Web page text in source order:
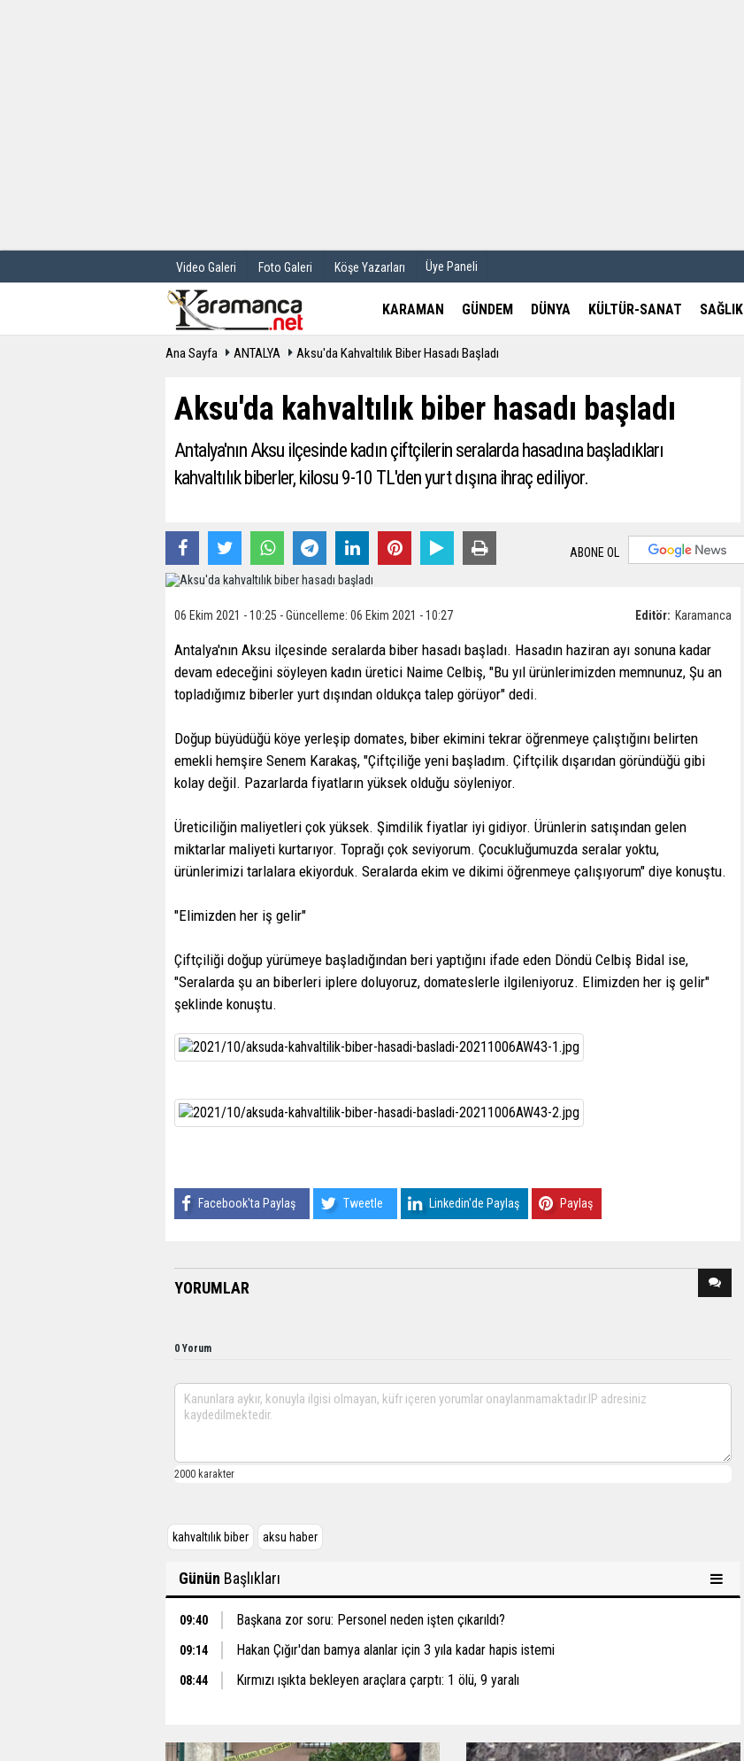
Video Galeri Foto Galeri Köşe Yazarları Üye Paneli
KARAMAN GÜNDEM DÜNYA KÜLTÜR-SANAT SAĞLIK
Ana Sayfa ANTALYA Aksu'da Kahvaltılık Biber Hasadı Başladı
Aksu'da kahvaltılık biber hasadı başladı
Antalya'nın Aksu ilçesinde kadın çiftçilerin seralarda hasadına başladıkları
kahvaltılık biberler, kilosu 9-10 TL'den yurt dışına ihraç ediliyor.
ABONE OL
Editör: Karamanca
06 Ekim 2021 - 10:25 - Güncelleme: 06 Ekim 2021 - 10:27
Antalya'nın Aksu ilçesinde seralarda biber hasadı başladı. Hasadın haziran ayı sonuna kadar
devam edeceğini söyleyen kadın üretici Naime Celbiş, "Bu yıl ürünlerimizden memnunuz, Şu an
topladığımız biberler yurt dışından oldukça talep görüyor" dedi.
Doğup büyüdüğü köye yerleşip domates, biber ekimini tekrar öğrenmeye çalıştığını belirten
emekli hemşire Senem Karakaş, "Çiftçiliğe yeni başladım. Çiftçilik dışarıdan göründüğü gibi
kolay değil. Pazarlarda fiyatların yüksek olduğu söyleniyor.
Üreticiliğin maliyetleri çok yüksek. Şimdilik fiyatlar iyi gidiyor. Ürünlerin satışından gelen
miktarlar maliyeti kurtarıyor. Toprağı çok seviyorum. Çocukluğumuzda seralar yoktu,
ürünlerimizi tarlalara ekiyorduk. Seralarda ekim ve dikimi öğrenmeye çalışıyorum" diye konuştu.
"Elimizden her iş gelir"
Çiftçiliği doğup yürümeye başladığından beri yaptığını ifade eden Döndü Celbiş Bidal ise,
"Seralarda şu an biberleri iplere doluyoruz, domateslerle ilgileniyoruz. Elimizden her iş gelir"
şeklinde konuştu.
Facebook'ta Paylaş Tweetle Linkedin'de Paylaş Paylaş
YORUMLAR
0 Yorum
kahvaltılık biber aksu haber
Günün Başlıkları
09:40 Başkana zor soru: Personel neden işten çıkarıldı?
09:14 Hakan Çığır'dan bamya alanlar için 3 yıla kadar hapis istemi
08:44 Kırmızı ışıkta bekleyen araçlara çarptı: 1 ölü, 9 yaralı